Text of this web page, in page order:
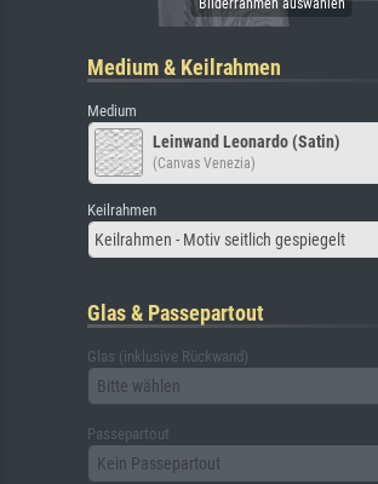
Medium & Keilrahmen
Medium
Leinwand Leonardo (Satin)
(Canvas Venezia)
Keilrahmen
Keilrahmen - Motiv seitlich gespiegelt
Glas & Passepartout
Glas (inklusive Rückwand)
Bitte wählen
Passepartout
Kein Passepartout